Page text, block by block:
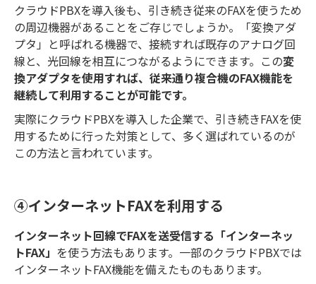
クラウドPBXを導入後も、引き続き従来のFAXを使うため
の周辺機器があることをご存じでしょうか。「変換アダ
プタ」と呼ばれる機器で、接続すれば既存のアナログ回
線と、光回線を相互につながるようにできます。この変
換アダプタを使用すれば、従来通り複合機のFAX機能を
継続して利用することが可能です。
実際にクラウドPBXを導入した企業で、引き続きFAXを使
用するために行った対策として、多く選ばれているのが
この方法と言われています。
④インターネットFAXを利用する
インターネット回線でFAXを送受信する「インターネッ
トFAX」 を使う方法もあります。一部のクラウドPBXでは
インターネットFAX機能を備えたものもあります。